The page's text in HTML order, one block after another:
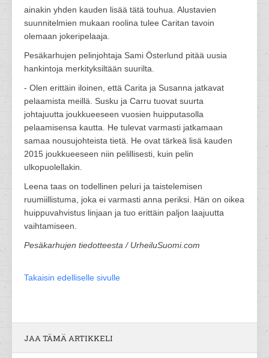
ainakin yhden kauden lisää tätä touhua. Alustavien
suunnitelmien mukaan roolina tulee Caritan tavoin
olemaan jokeripelaaja.
Pesäkarhujen pelinjohtaja Sami Österlund pitää uusia
hankintoja merkityksiltään suurilta.
- Olen erittäin iloinen, että Carita ja Susanna jatkavat
pelaamista meillä. Susku ja Carru tuovat suurta
johtajuutta joukkueeseen vuosien huipputasolla
pelaamisensa kautta. He tulevat varmasti jatkamaan
samaa nousujohteista tietä. He ovat tärkeä lisä kauden
2015 joukkueeseen niin pelillisesti, kuin pelin
ulkopuolellakin.
Leena taas on todellinen peluri ja taistelemisen
ruumiillistuma, joka ei varmasti anna periksi. Hän on oikea
huippuvahvistus linjaan ja tuo erittäin paljon laajuutta
vaihtamiseen.
Pesäkarhujen tiedotteesta / UrheiluSuomi.com
Takaisin edelliselle sivulle
JAA TÄMÄ ARTIKKELI